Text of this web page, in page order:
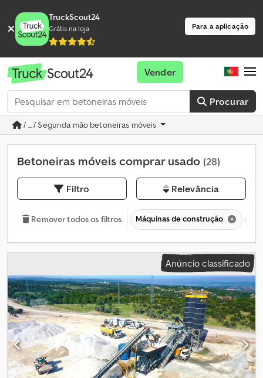
TruckScout24
Grátis na loja Para a aplicação
Procurar
Vender
/ ... / Segunda mão betoneiras móveis
Betoneiras móveis comprar usado (28)
Filtro Relevância
Remover todos os filtros Máquinas de construção
Anúncio classificado